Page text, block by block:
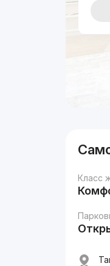
Класс